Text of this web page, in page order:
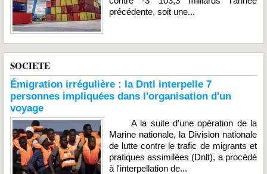
précédente, soit une...
SOCIETE
Émigration irrégulière : la Dntl interpelle 7
personnes impliquées dans l'organisation d'un
voyage
A la suite d'une opération de la
Marine nationale, la Division nationale
de lutte contre le trafic de migrants et
pratiques assimilées (Dnlt), a procédé
à l'interpellation de...